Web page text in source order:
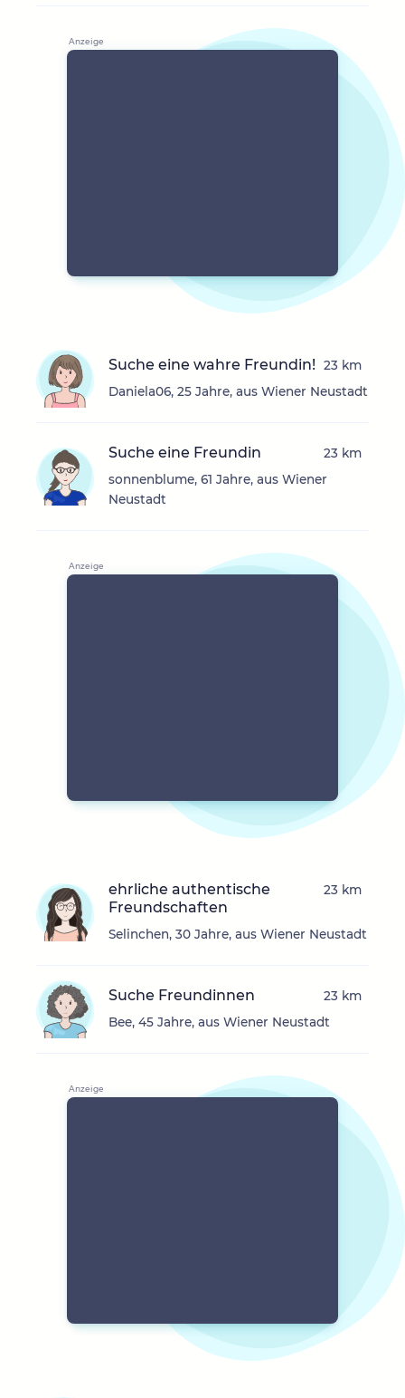
Suche eine wahre Freundin!
Daniela06, 25 Jahre, aus Wiener Neustadt
23 km
Suche eine Freundin
sonnenblume, 61 Jahre, aus Wiener
Neustadt
23 km
ehrliche authentische
Freundschaften
Selinchen, 30 Jahre, aus Wiener Neustadt
23 km
Suche Freundinnen
Bee, 45 Jahre, aus Wiener Neustadt
23 km